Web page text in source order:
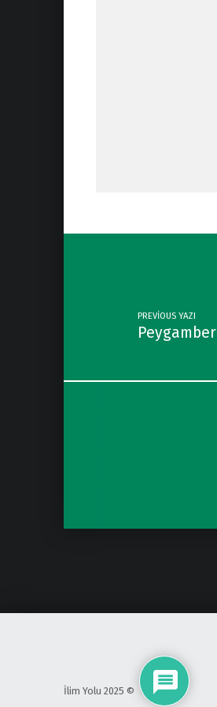
Post navigation
PREVIOUS YAZI
İlim Yolu 2025 ©